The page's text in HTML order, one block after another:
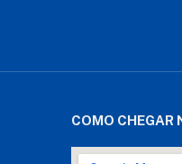
COMO CHEGAR